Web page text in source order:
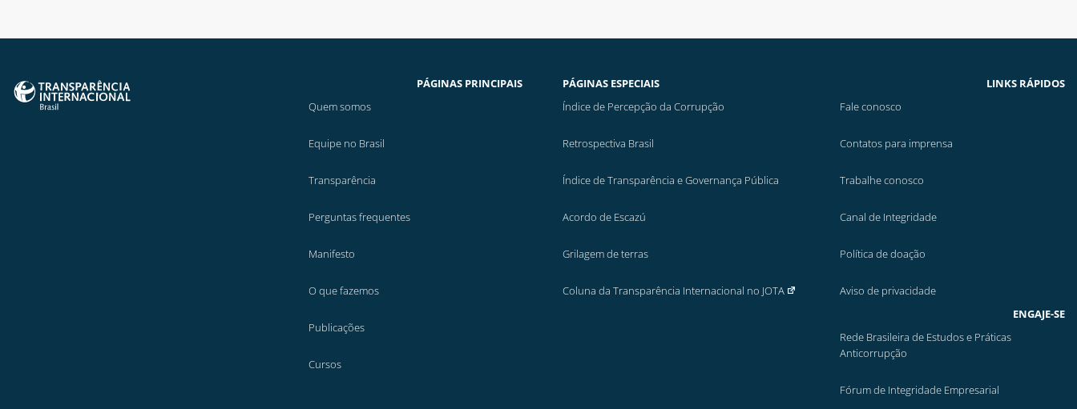
PÁGINAS PRINCIPAIS
Quem somos
Equipe no Brasil
Transparência
Perguntas frequentes
Manifesto
O que fazemos
Publicações
Cursos
PÁGINAS ESPECIAIS
Índice de Percepção da Corrupção
Retrospectiva Brasil
Índice de Transparência e Governança Pública
Acordo de Escazú
Grilagem de terras
Coluna da Transparência Internacional no JOTA
LINKS RÁPIDOS
Fale conosco
Contatos para imprensa
Trabalhe conosco
Canal de Integridade
Política de doação
Aviso de privacidade
ENGAJE-SE
Rede Brasileira de Estudos e Práticas
Anticorrupção
Fórum de Integridade Empresarial